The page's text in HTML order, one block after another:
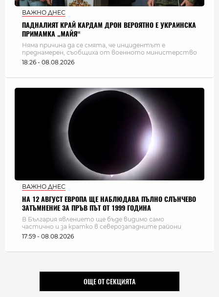
ВАЖНО ДНЕС
ПАДНАЛИЯТ КРАЙ КАРДАМ ДРОН ВЕРОЯТНО Е УКРАИНСКА
ПРИМАМКА „МАЙЯ“
Няма причина да се смята, че инцидентът е
преднамерен, съобщиха от военното министерство
18:26 - 08.08.2026
ВАЖНО ДНЕС
НА 12 АВГУСТ ЕВРОПА ЩЕ НАБЛЮДАВА ПЪЛНО СЛЪНЧЕВО
ЗАТЪМНЕНИЕ ЗА ПРЪВ ПЪТ ОТ 1999 ГОДИНА
В България явлението ще бъде видимо само
частично и за кратко в северозападните райони
17:59 - 08.08.2026
ОЩЕ ОТ СЕКЦИЯТА